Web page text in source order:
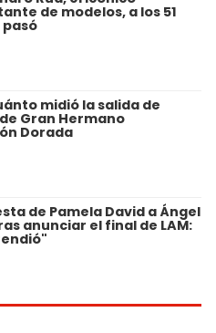
de modelos, a los 51
pasó
midió la salida de
Gran Hermano
Dorada
de Pamela David a Ángel
anunciar el final de LAM: